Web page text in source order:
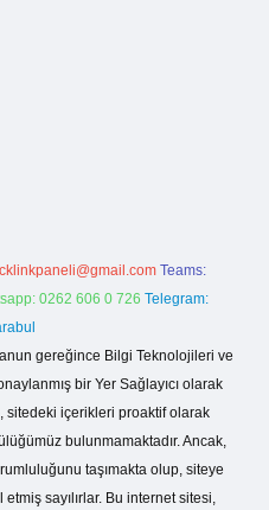
Teams:
0262 606 0 726 Telegram:
gereğince Bilgi Teknolojileri ve
bir Yer Sağlayıcı olarak
sitedeki içerikleri proaktif olarak
bulunmamaktadır. Ancak,
taşımakta olup, siteye
sayılırlar. Bu internet sitesi,